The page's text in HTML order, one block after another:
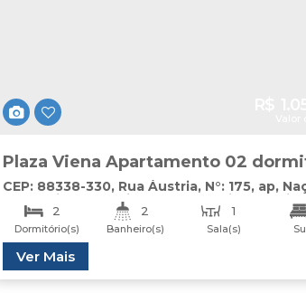
Plaza Viena Apartamento 02
a venda Nações Balneário
CEP: 88338-330, Rua Áustria, N°: 175, ap,
Balneário Camboriú
Santa Catarina Brasil
2
Dormitório(s)
2
Banheiro(s)
1
Sala(s)
1
Vaga(s)
Ver Mais